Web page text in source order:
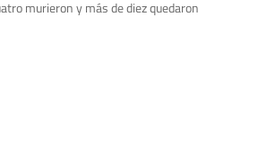
murieron y más de diez quedaron